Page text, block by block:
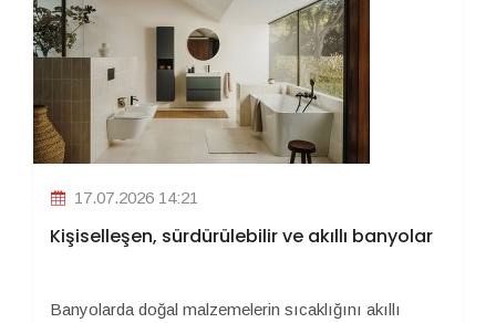
17.07.2026 14:21
Kişiselleşen, sürdürülebilir ve akıllı banyolar
Banyolarda doğal malzemelerin sıcaklığını akıllı